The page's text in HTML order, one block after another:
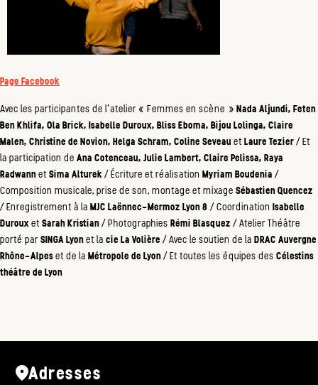
Page Facebook
Avec les participantes de l’atelier « Femmes en scène » Nada Aljundi, Feten
Ben Khlifa, Ola Brick, Isabelle Duroux, Bliss Eboma, Bijou Lolinga, Claire
Malen, Christine de Novion, Helga Schram, Coline Seveau et Laure Tezier/ Et
la participation de Ana Cotenceau, Julie Lambert, Claire Pelissa, Raya
Radwannet Sima Alturek/ Écriture et réalisation Myriam Boudenia /
Composition musicale, prise de son, montage et mixage Sébastien Quencez
/ Enregistrement à la MJC Laënnec-Mermoz Lyon 8 / Coordination Isabelle
Durouxet Sarah Kristian/ Photographies Rémi Blasquez / Atelier Théâtre
porté parSINGA Lyonet la cie La Volière / Avec le soutien de la DRAC Auvergne
Rhône-Alpeset de la Métropole de Lyon/ Et toutes les équipes des Célestins
théâtre de Lyon
Adresses